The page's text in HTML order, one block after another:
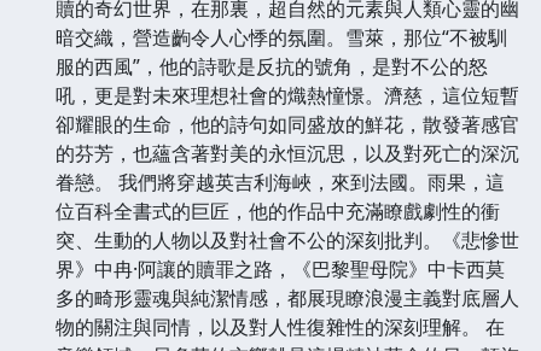
贖的奇幻世界，在那裏，超自然的元素與人類心靈的幽
暗交織，營造齣令人心悸的氛圍。雪萊，那位“不被馴
服的西風”，他的詩歌是反抗的號角，是對不公的怒
吼，更是對未來理想社會的熾熱憧憬。濟慈，這位短暫
卻耀眼的生命，他的詩句如同盛放的鮮花，散發著感官
的芬芳，也蘊含著對美的永恒沉思，以及對死亡的深沉
眷戀。 我們將穿越英吉利海峽，來到法國。雨果，這
位百科全書式的巨匠，他的作品中充滿瞭戲劇性的衝
突、生動的人物以及對社會不公的深刻批判。《悲慘世
界》中冉·阿讓的贖罪之路，《巴黎聖母院》中卡西莫
多的畸形靈魂與純潔情感，都展現瞭浪漫主義對底層人
物的關注與同情，以及對人性復雜性的深刻理解。 在